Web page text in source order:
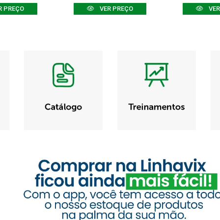
PREÇO VER PREÇO